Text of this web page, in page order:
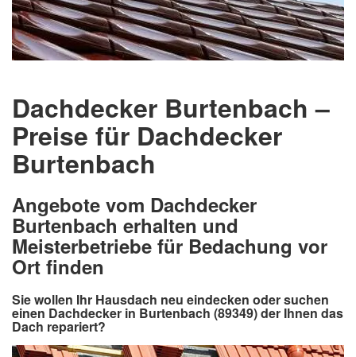
Dachdecker Burtenbach –
Preise für Dachdecker
Burtenbach
Angebote vom Dachdecker
Burtenbach erhalten und
Meisterbetriebe für Bedachung vor
Ort finden
Sie wollen Ihr Hausdach neu eindecken oder suchen
einen Dachdecker in Burtenbach (89349) der Ihnen das
Dach repariert?